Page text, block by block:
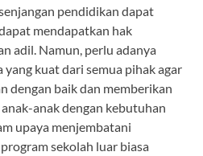
pendidikan dapat
mendapatkan hak
adil. Namun, perlu adanya
kuat dari semua pihak agar
dengan baik dan memberikan
anak dengan kebutuhan
upaya menjembatani
sekolah luar biasa